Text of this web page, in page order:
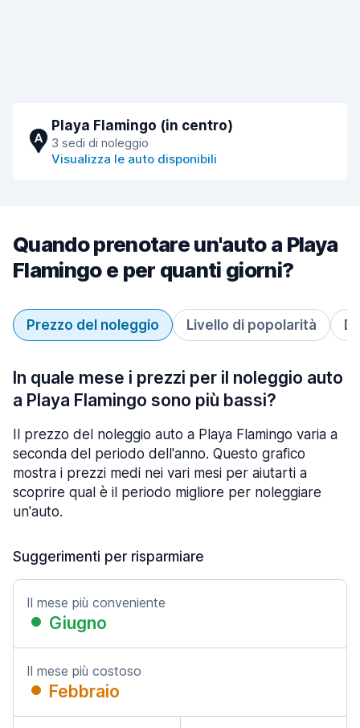
A
Playa Flamingo (in centro)
3 sedi di noleggio
Visualizza le auto disponibili
Quando prenotare un'auto a Playa
Flamingo e per quanti giorni?
Prezzo del noleggio Livello di popolarità
In quale mese i prezzi per il noleggio auto
a Playa Flamingo sono più bassi?
Il prezzo del noleggio auto a Playa Flamingo varia a
seconda del periodo dell'anno. Questo grafico
mostra i prezzi medi nei vari mesi per aiutarti a
scoprire qual è il periodo migliore per noleggiare
un'auto.
Suggerimenti per risparmiare
Il mese più conveniente
Giugno
Il mese più costoso
Febbraio